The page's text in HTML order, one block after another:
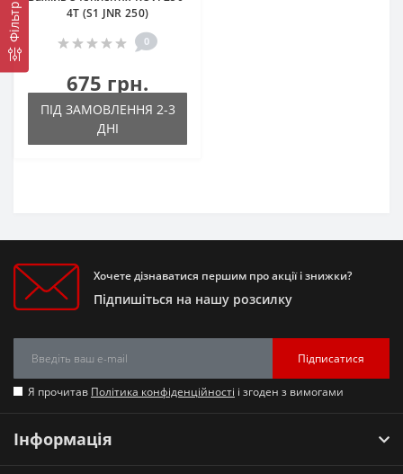
Фільтр
4Т (S1 JNR 250)
0
675 грн.
ПІД ЗАМОВЛЕННЯ 2-3
ДНІ
Хочете дізнаватися першим про акції і знижки?
Підпишіться на нашу розсилку
Підписатися
Я прочитав Політика конфіденційності і згоден з вимогами
Інформація